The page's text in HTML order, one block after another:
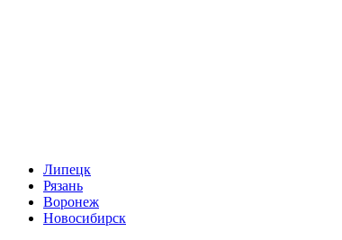
Липецк
Рязань
Воронеж
Новосибирск